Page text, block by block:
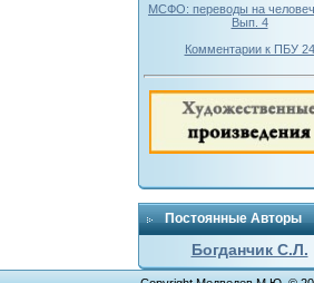
МСФО: переводы на
Вып. 4
Комментарии к ПБУ 24
Постоянные Авторы
Богданчик С.Л.